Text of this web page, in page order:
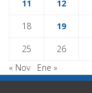
11 12
18 19
25 26
« Nov
Ene »